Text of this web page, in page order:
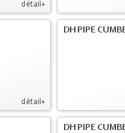
détail+
détail+
DH PIPE
DH PIPE